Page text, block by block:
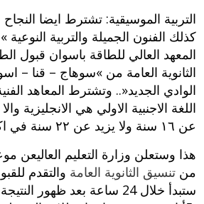
‬التربية الموسيقية‮: ‬تشترط
المعهد العالي للطاقة باسوان قبول
‬الوادي الجديد‮«.. ‬وتشترط
اللغة الاجنبية الاولي هي الانجليزية
عن ‮٦١ ‬سنة ولا يزيد عن ‮٢٢ ‬سنة في اكتوبر 2023.‬
هذا وستعلن وزارة التعليم العاليعن
منتنسيق الثانوية العامة والتقدم